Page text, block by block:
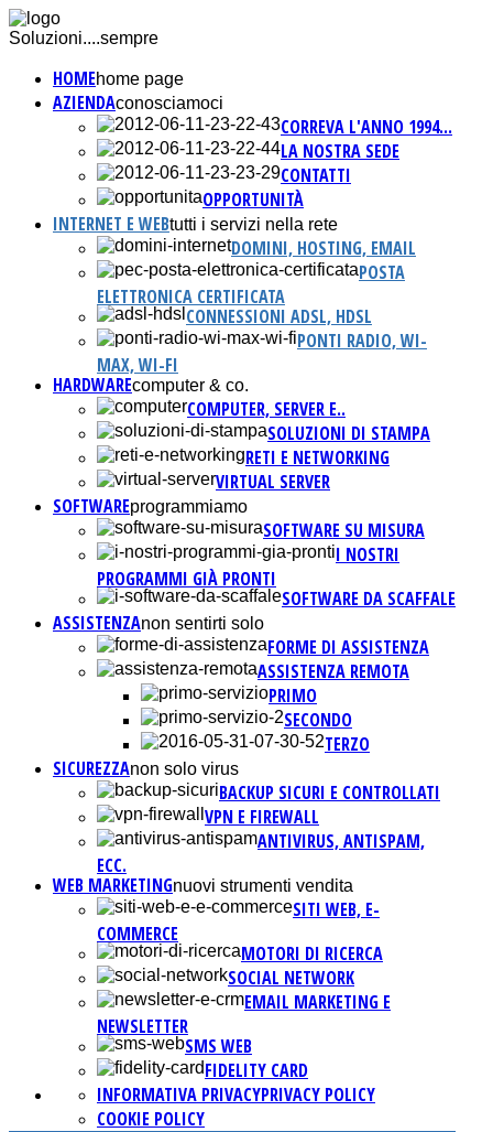
Soluzioni....sempre
HOMEhome page
AZIENDAconosciamoci
CORREVA L'ANNO 1994...
LA NOSTRA SEDE
CONTATTI
OPPORTUNITÀ
INTERNET E WEBtutti i servizi nella rete
DOMINI, HOSTING, EMAIL
POSTA
ELETTRONICA CERTIFICATA
CONNESSIONI ADSL, HDSL
PONTI RADIO, WI-
MAX, WI-FI
HARDWAREcomputer & co.
COMPUTER, SERVER E..
SOLUZIONI DI STAMPA
RETI E NETWORKING
VIRTUAL SERVER
SOFTWAREprogrammiamo
SOFTWARE SU MISURA
I NOSTRI
PROGRAMMI GIÀ PRONTI
SOFTWARE DA SCAFFALE
ASSISTENZAnon sentirti solo
FORME DI ASSISTENZA
ASSISTENZA REMOTA
PRIMO
SECONDO
TERZO
SICUREZZAnon solo virus
BACKUP SICURI E CONTROLLATI
VPN E FIREWALL
ANTIVIRUS, ANTISPAM,
ECC.
WEB MARKETINGnuovi strumenti vendita
SITI WEB, E-
COMMERCE
MOTORI DI RICERCA
SOCIAL NETWORK
EMAIL MARKETING E
NEWSLETTER
SMS WEB
FIDELITY CARD
PRIVACY POLICY
INFORMATIVA PRIVACY
COOKIE POLICY